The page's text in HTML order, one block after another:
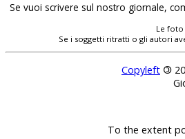
Se vuoi scrivere sul nostro giornale,
Le
Se i soggetti ritratti o gli autori
Copyleft ©
To the extent